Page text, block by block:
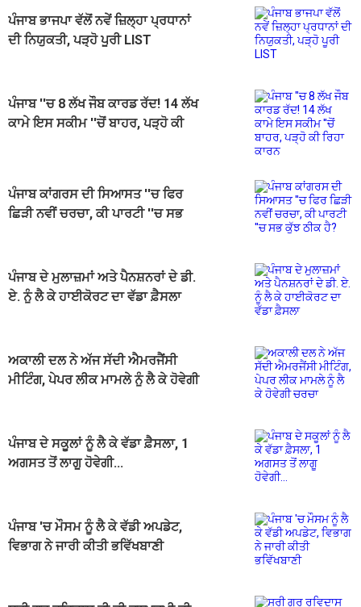
ਪੰਜਾਬ ਭਾਜਪਾ ਵੱਲੋਂ ਨਵੇਂ ਜ਼ਿਲ੍ਹਾ ਪ੍ਰਧਾਨਾਂ
ਦੀ ਨਿਯੁਕਤੀ, ਪੜ੍ਹੋ ਪੂਰੀ LIST
ਪੰਜਾਬ ''ਚ 8 ਲੱਖ ਜੌਬ ਕਾਰਡ ਰੱਦ! 14 ਲੱਖ
ਕਾਮੇ ਇਸ ਸਕੀਮ ''ਚੋਂ ਬਾਹਰ, ਪੜ੍ਹੋ ਕੀ
ਪੰਜਾਬ ਕਾਂਗਰਸ ਦੀ ਸਿਆਸਤ ''ਚ ਫਿਰ
ਛਿੜੀ ਨਵੀਂ ਚਰਚਾ, ਕੀ ਪਾਰਟੀ ''ਚ ਸਭ
ਪੰਜਾਬ ਦੇ ਮੁਲਾਜ਼ਮਾਂ ਅਤੇ ਪੈਨਸ਼ਨਰਾਂ ਦੇ ਡੀ.
ਏ. ਨੂੰ ਲੈ ਕੇ ਹਾਈਕੋਰਟ ਦਾ ਵੱਡਾ ਫ਼ੈਸਲਾ
ਅਕਾਲੀ ਦਲ ਨੇ ਅੱਜ ਸੱਦੀ ਐਮਰਜੈਂਸੀ
ਮੀਟਿੰਗ, ਪੇਪਰ ਲੀਕ ਮਾਮਲੇ ਨੂੰ ਲੈ ਕੇ ਹੋਵੇਗੀ
ਪੰਜਾਬ ਦੇ ਸਕੂਲਾਂ ਨੂੰ ਲੈ ਕੇ ਵੱਡਾ ਫ਼ੈਸਲਾ, 1
ਅਗਸਤ ਤੋਂ ਲਾਗੂ ਹੋਵੇਗੀ...
ਪੰਜਾਬ 'ਚ ਮੌਸਮ ਨੂੰ ਲੈ ਕੇ ਵੱਡੀ ਅਪਡੇਟ,
ਵਿਭਾਗ ਨੇ ਜਾਰੀ ਕੀਤੀ ਭਵਿੱਖਬਾਣੀ